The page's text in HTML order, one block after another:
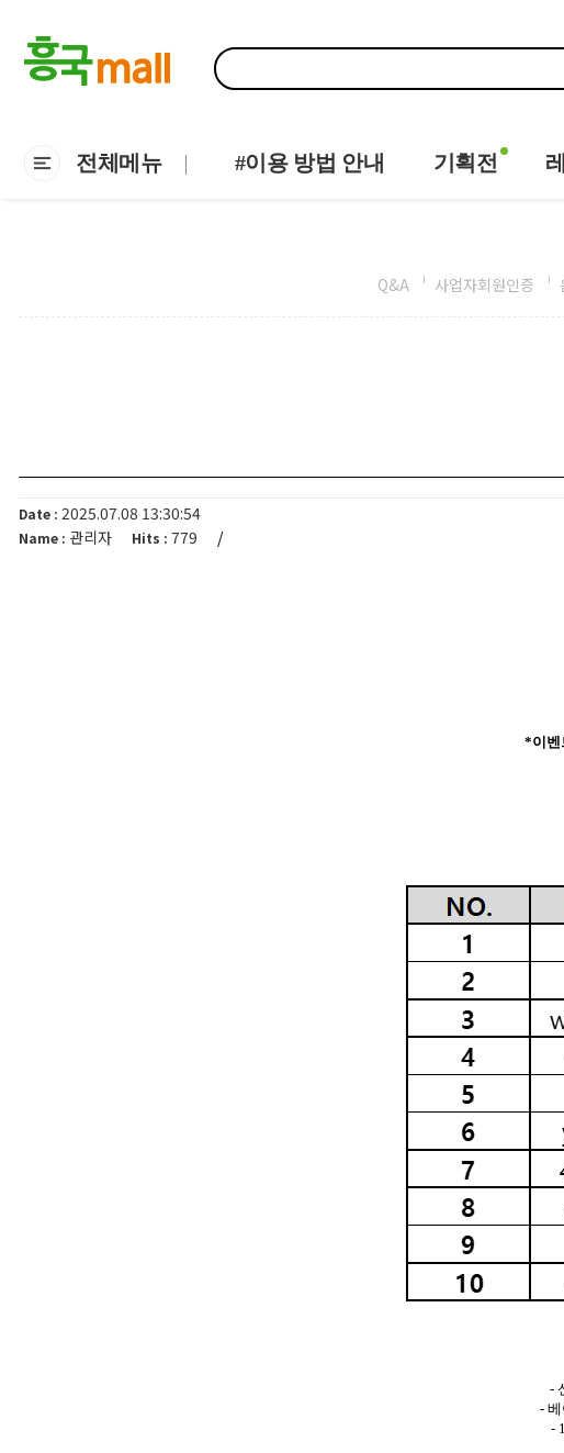
전체메뉴 #이용 방법 안내 기획전
Q&A 사업자회원인증
Date : 2025.07.08 13:30:54
Name : 관리자 Hits : 779 /
*이벤
-
-
-